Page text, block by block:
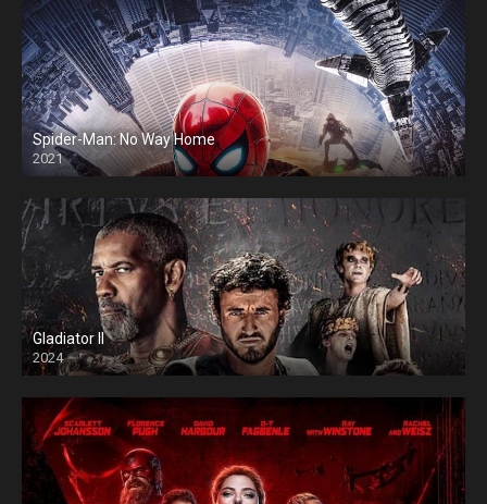
Spider-Man: No Way Home
2021
Gladiator II
2024